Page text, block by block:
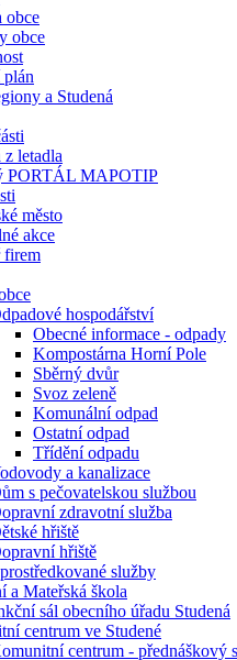
obce
obce
a Studená
z letadla
PORTÁL MAPOTIP
město
akce
firem
hospodářství
Obecné informace - odpady
Kompostárna Horní Pole
Sběrný dvůr
Svoz zeleně
Komunální odpad
Ostatní odpad
Třídění odpadu
a kanalizace
s pečovatelskou službou
zdravotní služba
hřiště
hřiště
služby
a Mateřská škola
sál obecního úřadu Studená
centrum ve Studené
centrum - přednáškový